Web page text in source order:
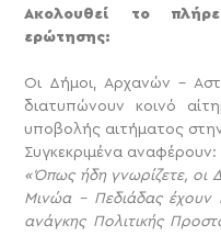
Ακολουθεί το
ερώτησης:
Oι Δήμοι, Αρχανών –
διατυπώνουν κοινό
υποβολής αιτήματος
Συγκεκριμένα αναφέρουν:
«Όπως ήδη γνωρίζετε, οι
Μινώα – Πεδιάδας έχουν
ανάγκης Πολιτικής